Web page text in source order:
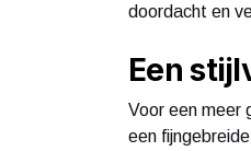
doordacht en
Een
Voor een meer
een